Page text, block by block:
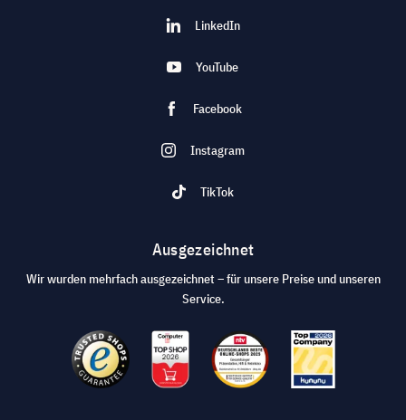
LinkedIn
YouTube
Facebook
Instagram
TikTok
Ausgezeichnet
Wir wurden mehrfach ausgezeichnet – für unsere Preise und unseren
Service.